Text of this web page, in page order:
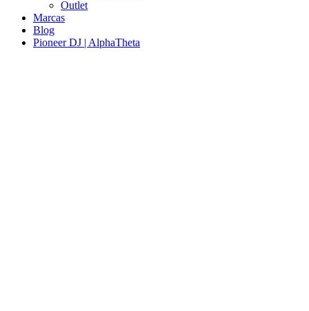
Outlet
Marcas
Blog
Pioneer DJ | AlphaTheta